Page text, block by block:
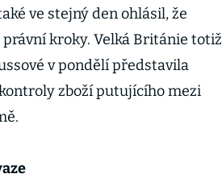
ve stejný den ohlásil, že
kroky. Velká Británie totiž
v pondělí představila
zboží putujícího mezi